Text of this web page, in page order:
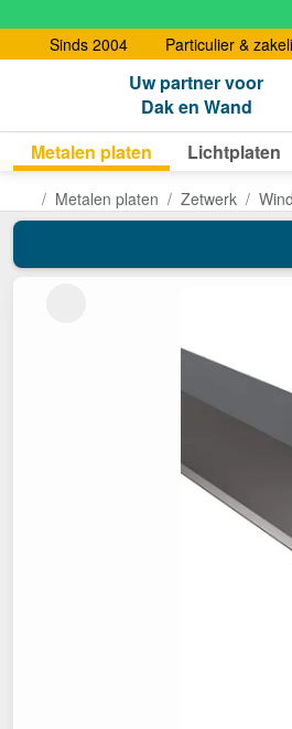
Sinds 2004
Particulier &
Uw partner voor
Dak en Wand
Metalen platen Lichtplaten
Metalen platen Zetwerk